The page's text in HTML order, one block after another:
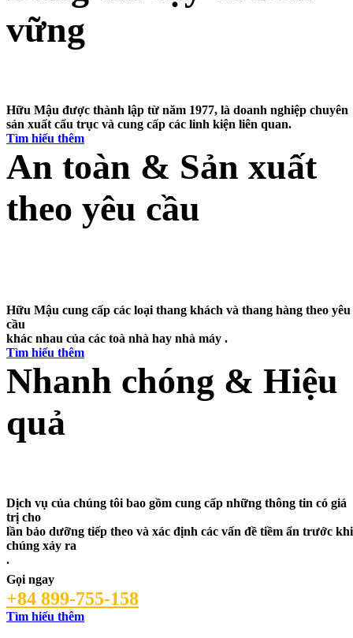
vững
Hữu Mậu được thành lập từ năm 1977, là doanh nghiệp chuyên
sản xuất cẩu trục và cung cấp các linh kiện liên quan.
Tìm hiểu thêm
An toàn & Sản xuất
theo yêu cầu
Hữu Mậu cung cấp các loại thang khách và thang hàng theo yêu
cầu
khác nhau của các toà nhà hay nhà máy .
Tìm hiểu thêm
Nhanh chóng & Hiệu
quả
Dịch vụ của chúng tôi bao gồm cung cấp những thông tin có giá
trị cho
lần bảo dưỡng tiếp theo và xác định các vấn đề tiềm ẩn trước khi
chúng xảy ra
.
Gọi ngay
+84 899-755-158
Tìm hiểu thêm